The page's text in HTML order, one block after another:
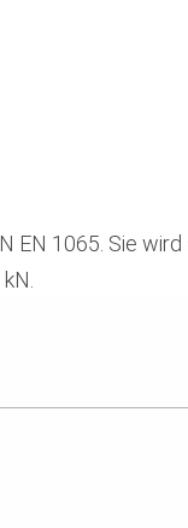
EN 1065. Sie